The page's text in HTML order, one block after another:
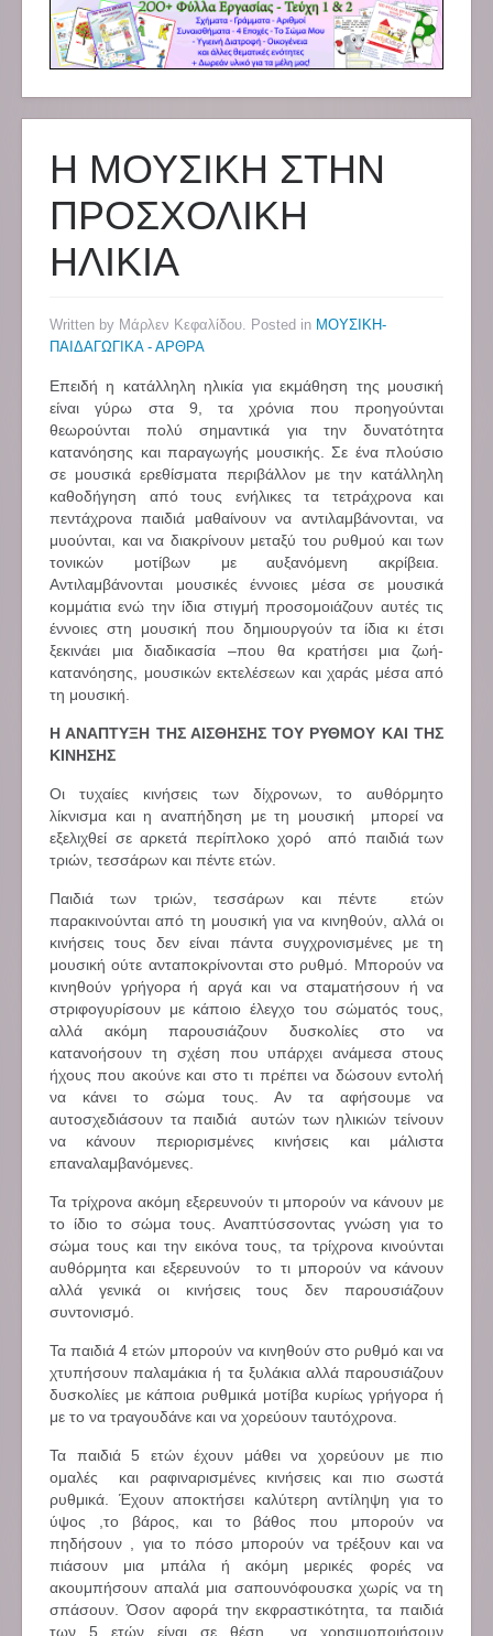
Η ΜΟΥΣΙΚΗ ΣΤΗΝ
ΠΡΟΣΧΟΛΙΚΗ
ΗΛΙΚΙΑ
Written by Μάρλεν Κεφαλίδου. Posted in ΜΟΥΣΙΚΗ-
ΠΑΙΔΑΓΩΓΙΚΑ - ΑΡΘΡΑ
Επειδή η κατάλληλη ηλικία για εκμάθηση της μουσική
είναι γύρω στα 9, τα χρόνια που προηγούνται
θεωρούνται πολύ σημαντικά για την δυνατότητα
κατανόησης και παραγωγής μουσικής. Σε ένα πλούσιο
σε μουσικά ερεθίσματα περιβάλλον με την κατάλληλη
καθοδήγηση από τους ενήλικες τα τετράχρονα και
πεντάχρονα παιδιά μαθαίνουν να αντιλαμβάνονται, να
μυούνται, και να διακρίνουν μεταξύ του ρυθμού και των
τονικών μοτίβων με αυξανόμενη ακρίβεια.
Αντιλαμβάνονται μουσικές έννοιες μέσα σε μουσικά
κομμάτια ενώ την ίδια στιγμή προσομοιάζουν αυτές τις
έννοιες στη μουσική που δημιουργούν τα ίδια κι έτσι
ξεκινάει μια διαδικασία –που θα κρατήσει μια ζωή-
κατανόησης, μουσικών εκτελέσεων και χαράς μέσα από
τη μουσική.
Η ΑΝΑΠΤΥΞΗ ΤΗΣ ΑΙΣΘΗΣΗΣ ΤΟΥ ΡΥΘΜΟΥ ΚΑΙ ΤΗΣ
ΚΙΝΗΣΗΣ
Οι τυχαίες κινήσεις των δίχρονων, το αυθόρμητο
λίκνισμα και η αναπήδηση με τη μουσική μπορεί να
εξελιχθεί σε αρκετά περίπλοκο χορό από παιδιά των
τριών, τεσσάρων και πέντε ετών.
Παιδιά των τριών, τεσσάρων και πέντε ετών
παρακινούνται από τη μουσική για να κινηθούν, αλλά οι
κινήσεις τους δεν είναι πάντα συγχρονισμένες με τη
μουσική ούτε ανταποκρίνονται στο ρυθμό. Μπορούν να
κινηθούν γρήγορα ή αργά και να σταματήσουν ή να
στριφογυρίσουν με κάποιο έλεγχο του σώματός τους,
αλλά ακόμη παρουσιάζουν δυσκολίες στο να
κατανοήσουν τη σχέση που υπάρχει ανάμεσα στους
ήχους που ακούνε και στο τι πρέπει να δώσουν εντολή
να κάνει το σώμα τους. Αν τα αφήσουμε να
αυτοσχεδιάσουν τα παιδιά αυτών των ηλικιών τείνουν
να κάνουν περιορισμένες κινήσεις και μάλιστα
επαναλαμβανόμενες.
Τα τρίχρονα ακόμη εξερευνούν τι μπορούν να κάνουν με
το ίδιο το σώμα τους. Αναπτύσσοντας γνώση για το
σώμα τους και την εικόνα τους, τα τρίχρονα κινούνται
αυθόρμητα και εξερευνούν το τι μπορούν να κάνουν
αλλά γενικά οι κινήσεις τους δεν παρουσιάζουν
συντονισμό.
Τα παιδιά 4 ετών μπορούν να κινηθούν στο ρυθμό και να
χτυπήσουν παλαμάκια ή τα ξυλάκια αλλά παρουσιάζουν
δυσκολίες με κάποια ρυθμικά μοτίβα κυρίως γρήγορα ή
με το να τραγουδάνε και να χορεύουν ταυτόχρονα.
Τα παιδιά 5 ετών έχουν μάθει να χορεύουν με πιο
ομαλές και ραφιναρισμένες κινήσεις και πιο σωστά
ρυθμικά. Έχουν αποκτήσει καλύτερη αντίληψη για το
ύψος ,το βάρος, και το βάθος που μπορούν να
πηδήσουν , για το πόσο μπορούν να τρέξουν και να
πιάσουν μια μπάλα ή ακόμη μερικές φορές να
ακουμπήσουν απαλά μια σαπουνόφουσκα χωρίς να τη
σπάσουν. Όσον αφορά την εκφραστικότητα, τα παιδιά
των 5 ετών είναι σε θέση να χρησιμοποιήσουν